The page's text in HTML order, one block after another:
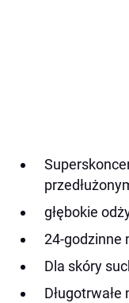
głębokie
24-godzinne
Dla skóry